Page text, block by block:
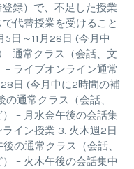
録）で、不足した授業
代替授業を受けること
5日～11月28日 (今月中
通常クラス（会話、文
ライブオンライン通常
28日 (今月中に2時間の補
通常クラス（会話、
– 月水金午後の会話集
イン授業 3. 火木週2日
の通常クラス（会話、
– 火木午後の会話集中